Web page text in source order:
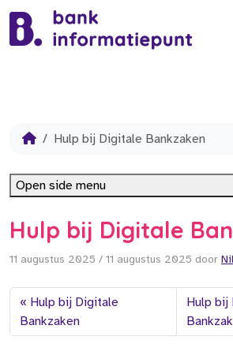
Hulp bij Digitale Bankzaken
Hulp bij Digitale
11 augustus 2025 / 11 augustus 2025 door
Hulp bij Digitale
Bankzaken
Hulp bij
Open side menu